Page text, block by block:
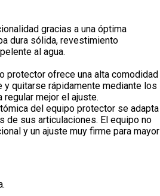
gracias a una óptima
dura sólida, revestimiento
al agua.
protector ofrece una alta comodidad
y quitarse rápidamente mediante los
mejor el ajuste.
del equipo protector se adapta
de sus articulaciones. El equipo no
y un ajuste muy firme para mayor